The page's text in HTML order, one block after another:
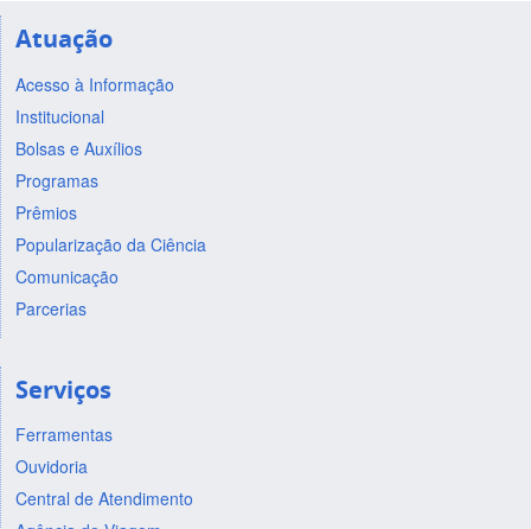
Atuação
Acesso à Informação
Institucional
Bolsas e Auxílios
Programas
Prêmios
Popularização da Ciência
Comunicação
Parcerias
Serviços
Ferramentas
Ouvidoria
Central de Atendimento